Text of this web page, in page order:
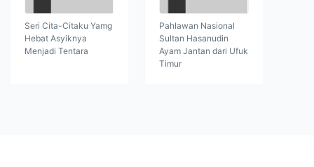
Seri Cita-Citaku Yamg
Hebat Asyiknya
Menjadi Tentara
Pahlawan Nasional
Sultan Hasanudin
Ayam Jantan dari Ufuk
Timur